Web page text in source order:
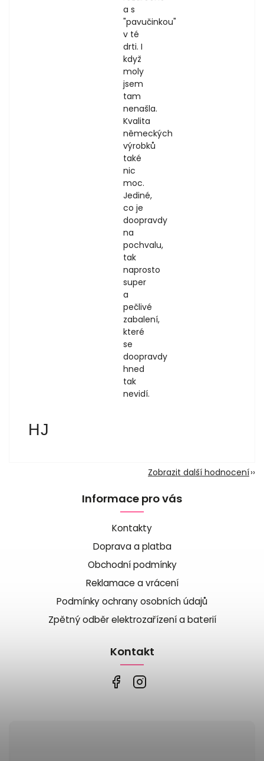
a s
"pavučinkou"
v té
drti. I
když
moly
jsem
tam
nenašla.
Kvalita
německých
výrobků
také
nic
moc.
Jediné,
co je
doopravdy
na
pochvalu,
tak
naprosto
super
a
pečlivé
zabalení,
které
se
doopravdy
hned
tak
nevidí.
HJ
Zobrazit další hodnocení
Informace pro vás
Kontakty
Doprava a platba
Obchodní podmínky
Reklamace a vrácení
Podmínky ochrany osobních údajů
Zpětný odběr elektrozařízení a baterií
Kontakt